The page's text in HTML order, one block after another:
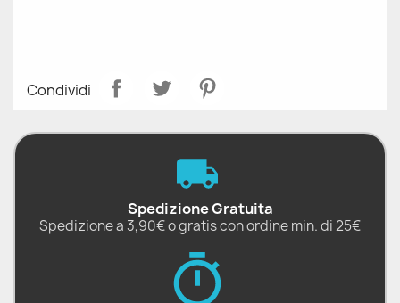
Condividi
Spedizione Gratuita
Spedizione a 3,90€ o gratis con ordine min. di 25€